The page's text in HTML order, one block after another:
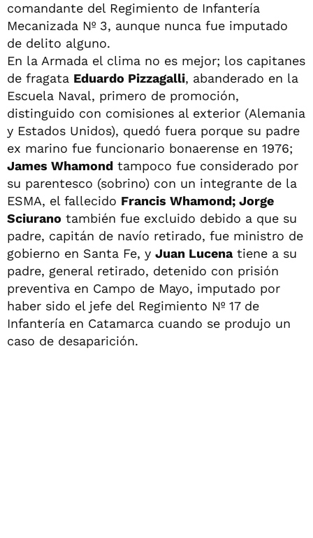
comandante del Regimiento de Infantería
Mecanizada Nº 3, aunque nunca fue imputado
de delito alguno.
En la Armada el clima no es mejor; los capitanes
de fragata Eduardo Pizzagalli, abanderado en la
Escuela Naval, primero de promoción,
distinguido con comisiones al exterior (Alemania
y Estados Unidos), quedó fuera porque su padre
ex marino fue funcionario bonaerense en 1976;
James Whamond tampoco fue considerado por
su parentesco (sobrino) con un integrante de la
ESMA, el fallecido Francis Whamond; Jorge
Sciurano también fue excluido debido a que su
padre, capitán de navío retirado, fue ministro de
gobierno en Santa Fe, y Juan Lucenatiene a su
padre, general retirado, detenido con prisión
preventiva en Campo de Mayo, imputado por
haber sido el jefe del Regimiento Nº 17 de
Infantería en Catamarca cuando se produjo un
caso de desaparición.